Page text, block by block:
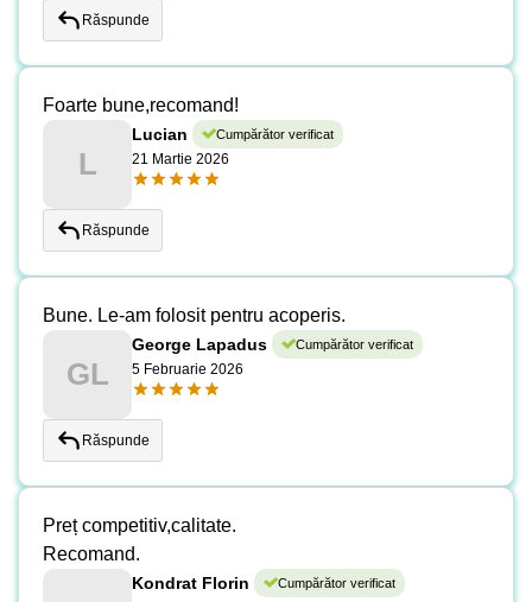
Răspunde
L
Lucian Cumpărător verificat
21 Martie 2026
Foarte bune,recomand!
Răspunde
GL
George Lapadus Cumpărător verificat
5 Februarie 2026
Bune. Le-am folosit pentru acoperis.
Răspunde
Kondrat Florin Cumpărător verificat
Preț competitiv,calitate.
Recomand.